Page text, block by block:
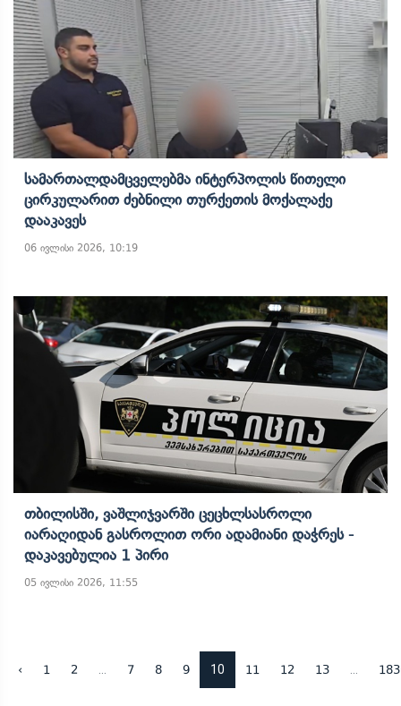
Სამართალდამცველებმა Ინტერპოლის Წითელი
Ცირკულარით Ძებნილი Თურქეთის Მოქალაქე
Დააკავეს
06 ივლისი 2026, 10:19
Თბილისში, Ვაშლიჯვარში Ცეცხლსასროლი
Იარაღიდან Გასროლით Ორი Ადამიანი Დაჭრეს -
Დაკავებულია 1 Პირი
05 ივლისი 2026, 11:55
‹ 1 2 7 8 9 10 11 12 13